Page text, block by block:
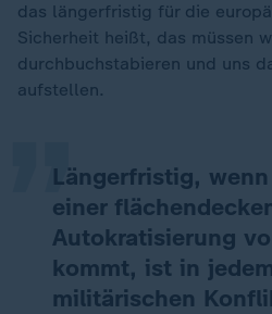
das längerfristig für die
Sicherheit heißt, das müssen
durchbuchstabieren und uns
aufstellen.
Längerfristig,
einer
Autokratisierung
kommt, ist in
militärischen
„